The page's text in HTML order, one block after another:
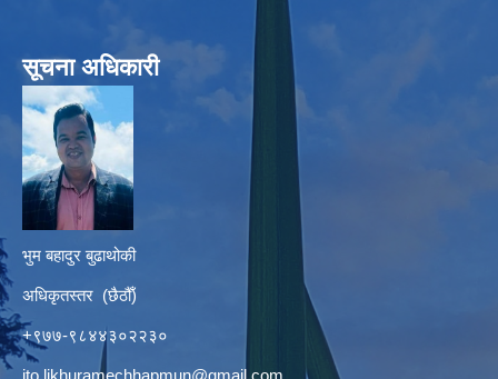
सूचना अधिकारी
भुम बहादुर बुढाथोकी
अधिकृतस्तर (छैठौँ)
+९७७-९८४४३०२२३०